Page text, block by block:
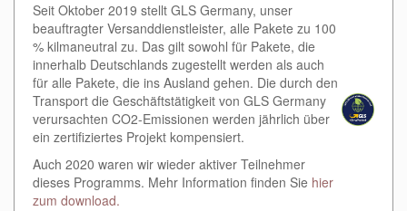
Seit Oktober 2019 stellt GLS Germany, unser
beauftragter Versanddienstleister, alle Pakete zu 100
% kilmaneutral zu. Das gilt sowohl für Pakete, die
innerhalb Deutschlands zugestellt werden als auch
für alle Pakete, die ins Ausland gehen. Die durch den
Transport die Geschäftstätigkeit von GLS Germany
verursachten CO2-Emissionen werden jährlich über
ein zertifiziertes Projekt kompensiert.
Auch 2020 waren wir wieder aktiver Teilnehmer
dieses Programms. Mehr Information finden Sie hier
zum download.